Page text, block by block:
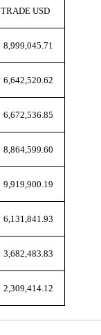
TRADE USD
8,999,045.71
6,642,520.62
6,672,536.85
8,864,599.60
9,919,900.19
6,131,841.93
3,682,483.83
2,309,414.12